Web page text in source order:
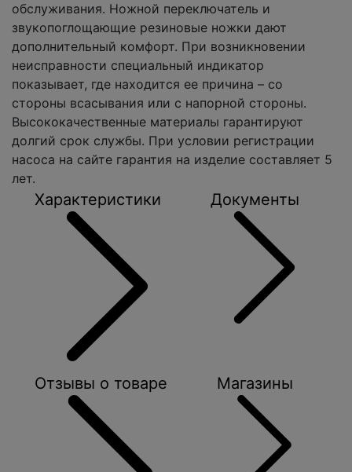
обслуживания. Ножной переключатель и
звукопоглощающие резиновые ножки дают
дополнительный комфорт. При возникновении
неисправности специальный индикатор
показывает, где находится ее причина – со
стороны всасывания или с напорной стороны.
Высококачественные материалы гарантируют
долгий срок службы. При условии регистрации
насоса на сайте гарантия на изделие составляет 5
лет.
Характеристики Документы
Отзывы о товаре Магазины